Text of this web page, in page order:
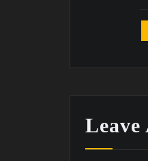
Leave